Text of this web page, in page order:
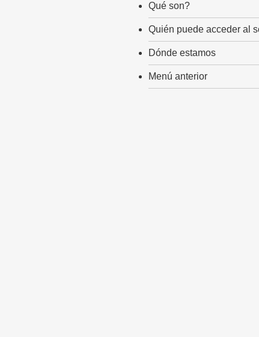
Qué son?
Quién puede acceder al
Dónde estamos
Menú anterior